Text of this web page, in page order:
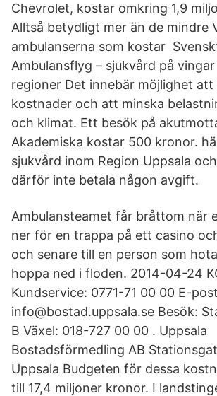
Chevrolet, kostar omkring 1,9
Alltså betydligt mer än de mindre
ambulanserna som kostar
Ambulansflyg – sjukvård på
regioner Det innebär möjlighet att
kostnader och att minska
och klimat. Ett besök på
Akademiska kostar 500 kronor.
sjukvård inom Region Uppsala
därför inte betala någon avgift.
Ambulansteamet får bråttom när
ner för en trappa på ett casino
och senare till en person som
hoppa ned i floden. 2014-04-24
Kundservice: 0771-71 00 00 E-
info@bostad.uppsala.se Besök:
B Växel: 018-727 00 00 . Uppsala
Bostadsförmedling AB
Uppsala Budgeten för dessa
till 17,4 miljoner kronor. I